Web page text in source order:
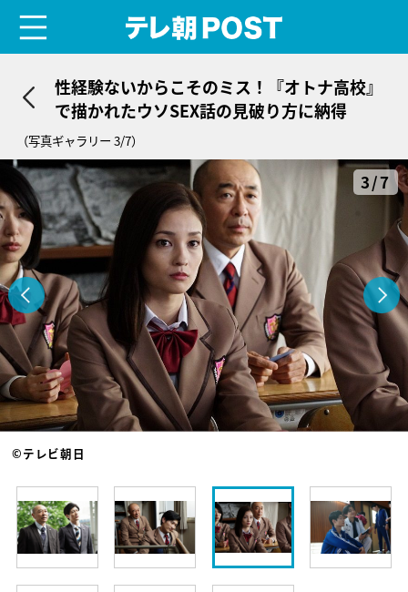
性経験ないからこそのミス！『オトナ高校』
で描かれたウソSEX話の見破り方に納得
（写真ギャラリー 3/7）
3/7
©テレビ朝日